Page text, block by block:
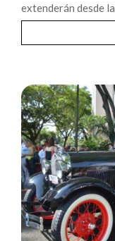
extenderán desde